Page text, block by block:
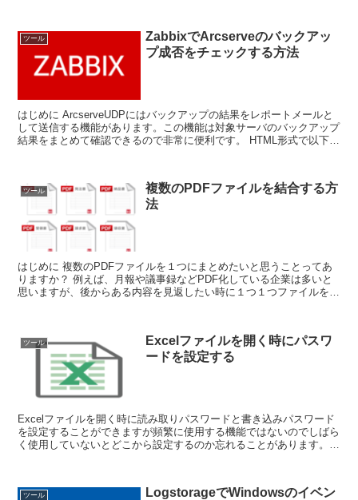
ツール
ZabbixでArcserveのバックアッ
プ成否をチェックする方法
はじめに ArcserveUDPにはバックアップの結果をレポートメールと
して送信する機能があります。この機能は対象サーバのバックアップ
結果をまとめて確認できるので非常に便利です。 HTML形式で以下の
ツール
複数のPDFファイルを結合する方
法
はじめに 複数のPDFファイルを１つにまとめたいと思うことってあ
りますか？ 例えば、月報や議事録などPDF化している企業は多いと
思いますが、後からある内容を見返したい時に１つ１つファイルを開
ツール
Excelファイルを開く時にパスワ
ードを設定する
Excelファイルを開く時に読み取りパスワードと書き込みパスワード
を設定することができますが頻繁に使用する機能ではないのでしばら
く使用していないとどこから設定するのか忘れることがあります。備
ツール
LogstorageでWindowsのイベン